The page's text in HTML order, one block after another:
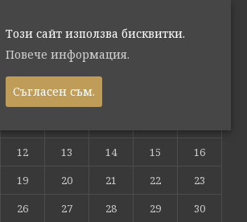
август 2026
12 13 14 15
16
19 20 21 22
23
26 27 28 29 30
Този сайт използва бисквитки.
Повече информация.
Съгласен съм.